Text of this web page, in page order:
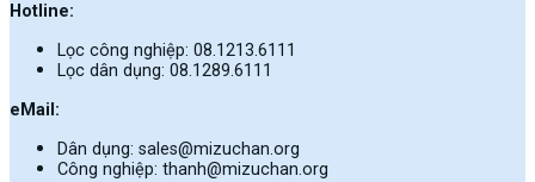
Hotline:
Lọc công nghiệp: 08.1213.6111
Lọc dân dụng: 08.1289.6111
eMail:
Dân dụng: sales@mizuchan.org
Công nghiệp: thanh@mizuchan.org